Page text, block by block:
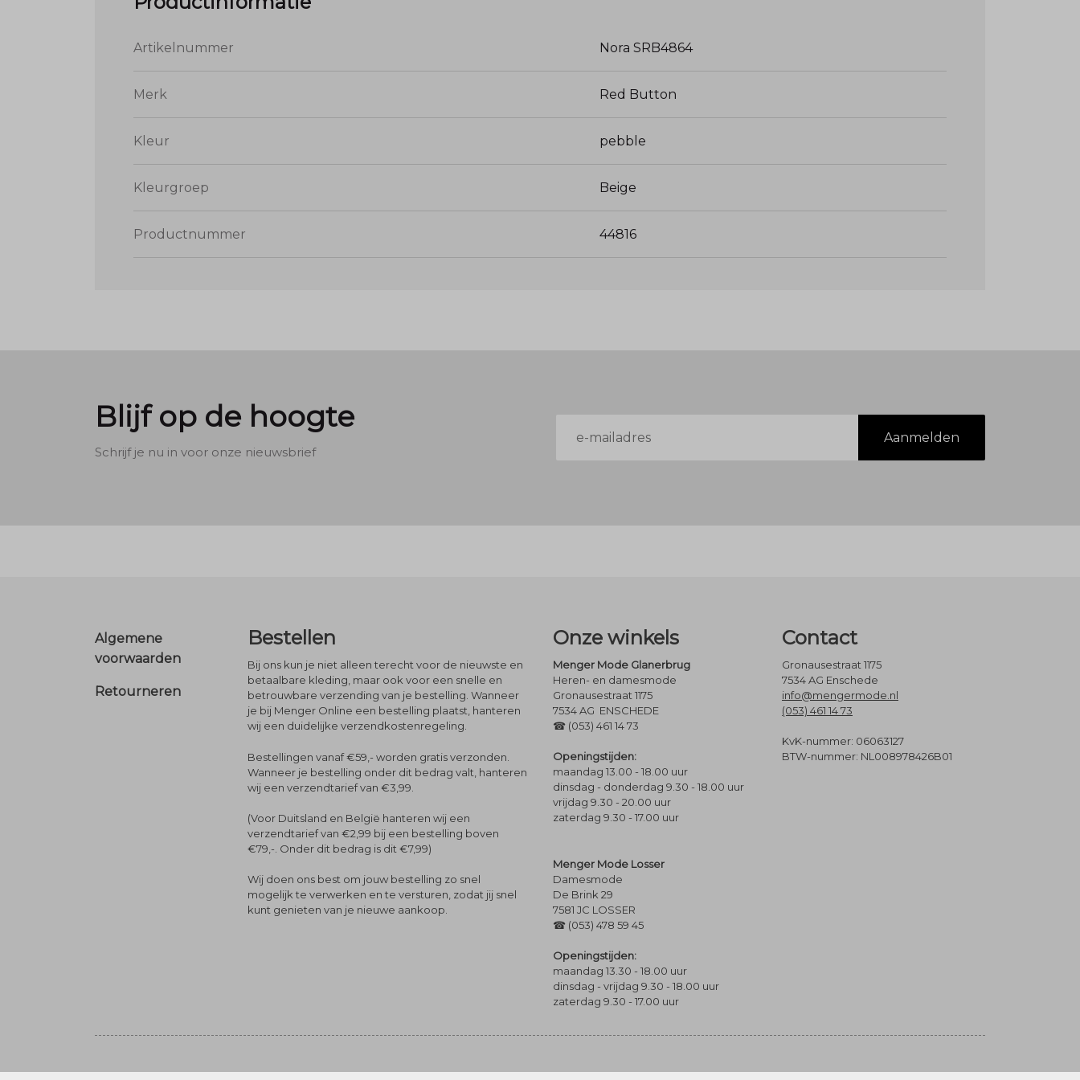
Artikelnummer Nora SRB4864
Merk Red Button
Kleur pebble
Kleurgroep Beige
Productnummer 44816
Blijf op de hoogte
Schrijf je nu in voor onze nieuwsbrief
mailadres
Aanmelden
Footer
Algemene
voorwaarden
Retourneren
Bestellen
Bij ons kun je niet alleen terecht voor de nieuwste en
betaalbare kleding, maar ook voor een snelle en
betrouwbare verzending van je bestelling. Wanneer
je bij Menger Online een bestelling plaatst, hanteren
wij een duidelijke verzendkostenregeling.
Bestellingen vanaf €59,- worden gratis verzonden.
Wanneer je bestelling onder dit bedrag valt, hanteren
wij een verzendtarief van €3,99.
(Voor Duitsland en België hanteren wij een
verzendtarief van €2,99 bij een bestelling boven
€79,-. Onder dit bedrag is dit €7,99)
Wij doen ons best om jouw bestelling zo snel
mogelijk te verwerken en te versturen, zodat jij snel
kunt genieten van je nieuwe aankoop.
Onze winkels
Menger Mode Glanerbrug
Heren- en damesmode
Gronausestraat 1175
7534 AG ENSCHEDE
☎ (053) 461 14 73
Openingstijden:
maandag 13.00 - 18.00 uur
dinsdag - donderdag 9.30 - 18.00 uur
vrijdag 9.30 - 20.00 uur
zaterdag 9.30 - 17.00 uur
Menger Mode Losser
Damesmode
De Brink 29
7581 JC LOSSER
☎ (053) 478 59 45
Openingstijden:
maandag 13.30 - 18.00 uur
dinsdag - vrijdag 9.30 - 18.00 uur
zaterdag 9.30 - 17.00 uur
Contact
Gronausestraat 1175
7534 AG Enschede
info@mengermode.nl
(053) 461 14 73
KvK-nummer: 06063127
BTW-nummer: NL008978426B01